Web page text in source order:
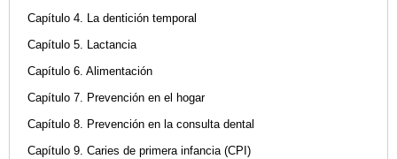
Capítulo 4. La dentición temporal
Capítulo 5. Lactancia
Capítulo 6. Alimentación
Capítulo 7. Prevención en el hogar
Capítulo 8. Prevención en la consulta dental
Capítulo 9. Caries de primera infancia (CPI)